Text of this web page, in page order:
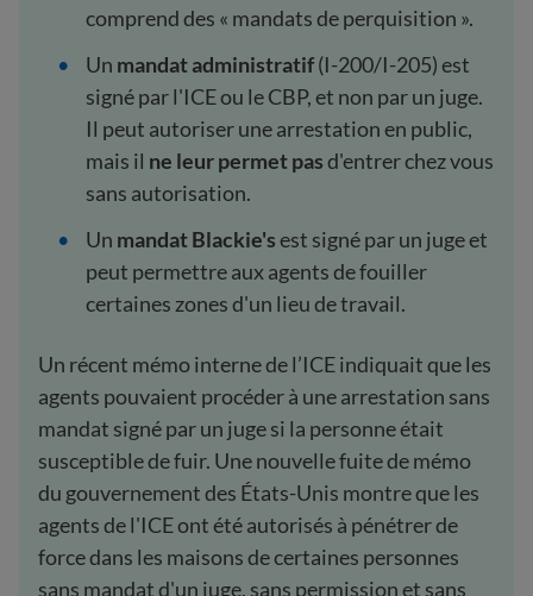
comprend des « mandats de perquisition ».
Un mandat administratif(I-200/I-205) est
signé par l'ICE ou le CBP, et non par un juge.
Il peut autoriser une arrestation en public,
mais il ne leur permet pasd'entrer chez vous
sans autorisation.
Un mandat Blackie'sest signé par un juge et
peut permettre aux agents de fouiller
certaines zones d'un lieu de travail.
Un récent mémo interne de l’ICE indiquait que les
agents pouvaient procéder à une arrestation sans
mandat signé par un juge si la personne était
susceptible de fuir. Une nouvelle fuite de mémo
du gouvernement des États-Unis montre que les
agents de l'ICE ont été autorisés à pénétrer de
force dans les maisons de certaines personnes
sans mandat d'un juge, sans permission et sans